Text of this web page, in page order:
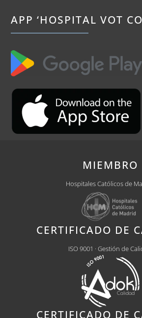
APP ‘HOSPITAL VOT
MIEMBRO
Hospitales Católicos de
CERTIFICADO DE
ISO 9001 · Gestión de
CERTIFICADO DE